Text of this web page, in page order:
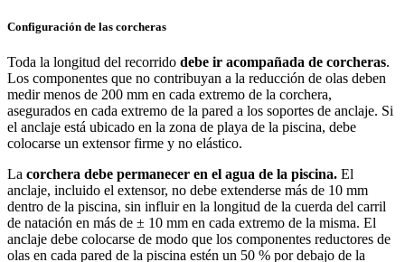
Configuración de las corcheras
Toda la longitud del recorrido debe ir acompañada de corcheras.
Los componentes que no contribuyan a la reducción de olas deben
medir menos de 200 mm en cada extremo de la corchera,
asegurados en cada extremo de la pared a los soportes de anclaje. Si
el anclaje está ubicado en la zona de playa de la piscina, debe
colocarse un extensor firme y no elástico.
La corchera debe permanecer en el agua de la piscina. El
anclaje, incluido el extensor, no debe extenderse más de 10 mm
dentro de la piscina, sin influir en la longitud de la cuerda del carril
de natación en más de ± 10 mm en cada extremo de la misma. El
anclaje debe colocarse de modo que los componentes reductores de
olas en cada pared de la piscina estén un 50 % por debajo de la